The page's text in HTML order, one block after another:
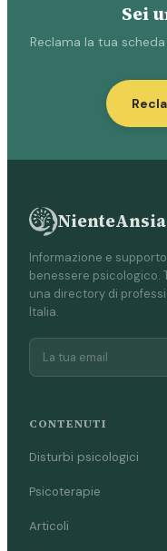
Sei
Reclama la tua
Informazione e
benessere psicologico.
una directory di
Italia.
CONTENUTI
Disturbi psicologici
Psicoterapie
Articoli